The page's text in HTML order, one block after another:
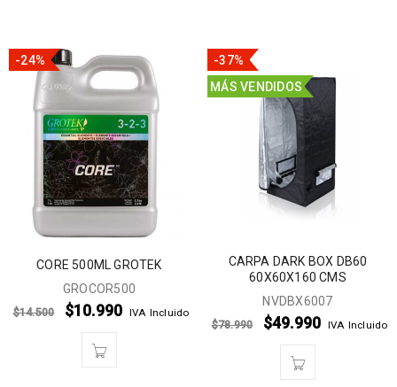
-24%
CORE 500ML GROTEK
GROCOR500
$14.500 $10.990 IVA Incluido
-37%
MÁS VENDIDOS
CARPA DARK BOX DB60
60X60X160 CMS
NVDBX6007
$78.990 $49.990 IVA Incluido